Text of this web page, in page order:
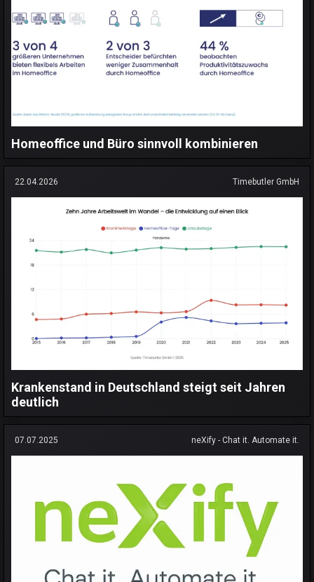
Homeoffice und Büro sinnvoll kombinieren
22.04.2026 Timebutler GmbH
Krankenstand in Deutschland steigt seit Jahren
deutlich
07.07.2025 neXify - Chat it. Automate it.